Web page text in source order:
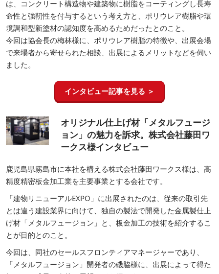
「建物リニューアルEXPO」に継続的に出展されている理由
は、コンクリート構造物や建築物に樹脂をコーティングし長寿
命性と強靭性を付与するという考え方と、ポリウレア樹脂や環
境調和型新塗材の認知度を高めるためだったとのこと。
今回は協会長の梅林様に、ポリウレア樹脂の特徴や、出展会場
で来場者から寄せられた相談、出展によるメリットなどを伺い
インタビュー記事を見る ＞
オリジナル仕上げ材「メタルフュージ
ョン」の魅力を訴求。株式会社藤田ワ
ークス様インタビュー
鹿児島県霧島市に本社を構える株式会社藤田ワークス様は、高
精度精密板金加工業を主要事業とする会社です。
「建物リニューアルEXPO」に出展されたのは、従来の取引先
とは違う建設業界に向けて、独自の製法で開発した金属製仕上
げ材「メタルフュージョン」と、板金加工の技術を紹介するこ
とが目的とのこと。
今回は、同社のセールスフロンティアマネージャーであり、